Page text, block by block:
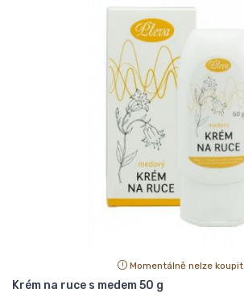
Momentálně nelze koupit
Krém na ruce s medem 50 g